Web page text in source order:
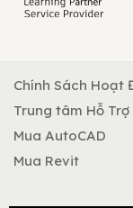
Chính Sách Hoạt
Trung tâm Hỗ
Mua AutoCAD
Mua Revit